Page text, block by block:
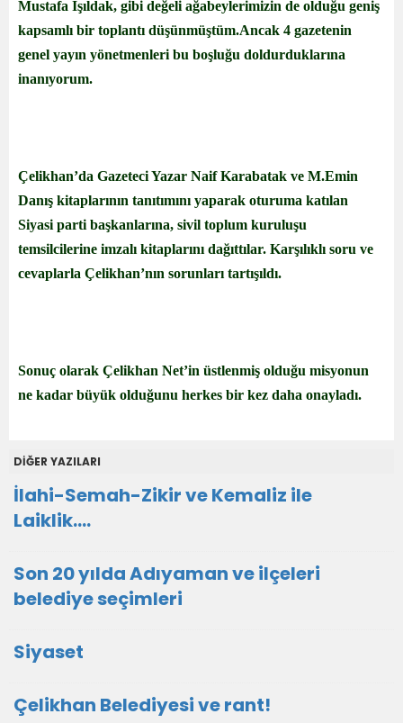
Mustafa Işıldak, gibi değeli ağabeylerimizin de olduğu geniş
kapsamlı bir toplantı düşünmüştüm.Ancak 4 gazetenin
genel yayın yönetmenleri bu boşluğu doldurduklarına
inanıyorum.
Çelikhan’da Gazeteci Yazar Naif Karabatak ve M.Emin
Danış kitaplarının tanıtımını yaparak oturuma katılan
Siyasi parti başkanlarına, sivil toplum kuruluşu
temsilcilerine imzalı kitaplarını dağıttılar. Karşılıklı soru ve
cevaplarla Çelikhan’nın sorunları tartışıldı.
Sonuç olarak Çelikhan Net’in üstlenmiş olduğu misyonun
ne kadar büyük olduğunu herkes bir kez daha onayladı.
DİĞER YAZILARI
İlahi-Semah-Zikir ve Kemaliz ile
Laiklik….
Son 20 yılda Adıyaman ve ilçeleri
belediye seçimleri
Siyaset
Çelikhan Belediyesi ve rant!